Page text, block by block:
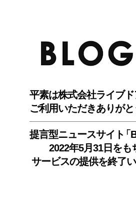
平素は株式会社ライブ
ご利用いただきありがと
提言型ニュースサイ ト「
2022年5月31日をも
サービスの提供を終了い